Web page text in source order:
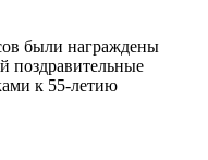
были награждены
поздравительные
к 55-летию